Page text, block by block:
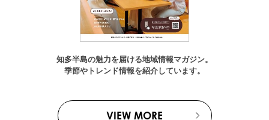
知多半島の魅力を届ける地域情報マガジン。
季節やトレンド情報を紹介しています。
VIEW MORE